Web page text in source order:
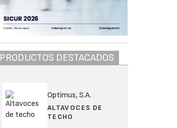
PRODUCTOS DESTACADOS
Optimus, S.A.
ALTAVOCES DE
TECHO